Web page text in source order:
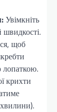
Увімкніть
швидкості.
щоб
лопаткою.
крихти